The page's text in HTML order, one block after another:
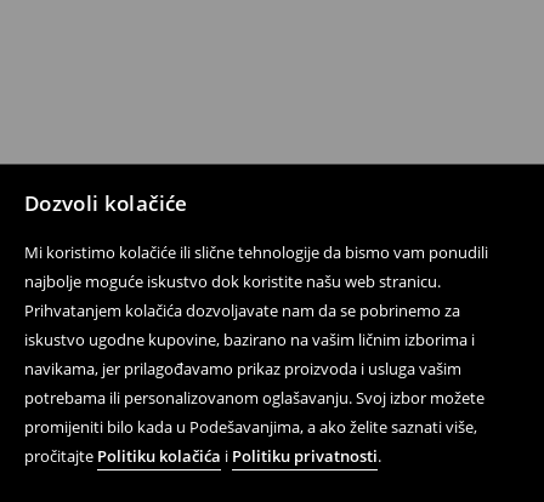
Dozvoli kolačiće
Mi koristimo kolačiće ili slične tehnologije da bismo vam ponudili
najbolje moguće iskustvo dok koristite našu web stranicu.
Prihvatanjem kolačića dozvoljavate nam da se pobrinemo za
iskustvo ugodne kupovine, bazirano na vašim ličnim izborima i
navikama, jer prilagođavamo prikaz proizvoda i usluga vašim
potrebama ili personalizovanom oglašavanju. Svoj izbor možete
promijeniti bilo kada u Podešavanjima, a ako želite saznati više,
pročitajte Politiku kolačića i Politiku privatnosti.